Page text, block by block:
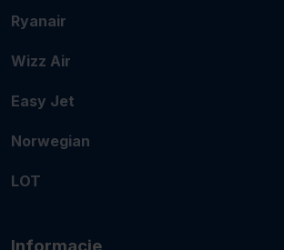
Ryanair
Wizz Air
Easy Jet
Norwegian
LOT
Informacje